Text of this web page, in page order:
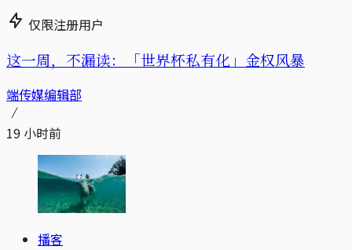
仅限注册用户
这一周，不漏读：「世界杯私有化」金权风暴
端传媒编辑部
19 小时前
播客